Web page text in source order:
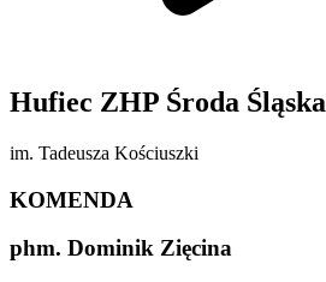
Hufiec ZHP Środa Śląska
im. Tadeusza Kościuszki
KOMENDA
phm. Dominik Zięcina